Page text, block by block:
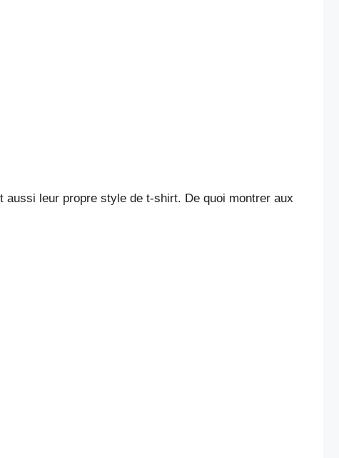
leur propre style de t-shirt. De quoi montrer aux